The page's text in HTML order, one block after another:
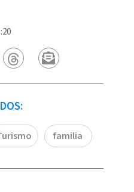
familia